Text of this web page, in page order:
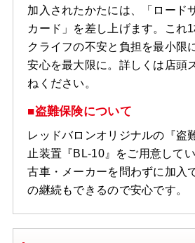
加入されたかたには、「ロード
カード」を差し上げます。これ
クライフの不安と負担を最小限
安心を最大限に。詳しくは店頭
ねください。
■盗難保険について
レッドバロンオリジナルの『盗
止装置『BL-10』をご用意して
古車・メーカーを問わずに加入
の継続もできるので安心です。